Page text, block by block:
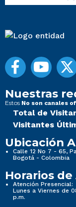
Nuestras
Estos No son canales
Total de
Visitantes
Ubicación
Calle 12 No 7 - 65,
Bogotá - Colombia
Horarios
Atención Presencial:
Lunes a Viernes de
p.m.